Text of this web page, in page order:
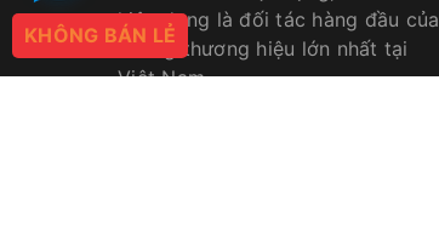
hiện đang là đối tác hàng đầu của
những thương hiệu lớn nhất tại
Việt Nam
KHÔNG BÁN LẺ